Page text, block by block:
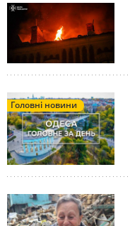
Головні новини